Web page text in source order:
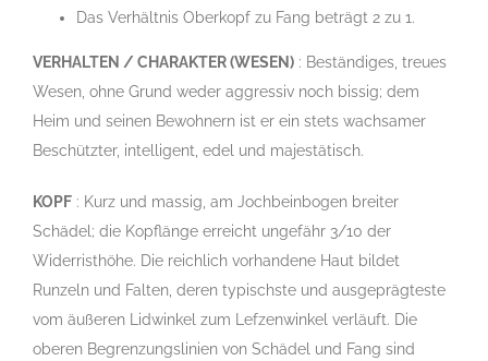
Das Verhältnis Oberkopf zu Fang beträgt 2 zu 1.
VERHALTEN / CHARAKTER (WESEN) : Beständiges, treues
Wesen, ohne Grund weder aggressiv noch bissig; dem
Heim und seinen Bewohnern ist er ein stets wachsamer
Beschützter, intelligent, edel und majestätisch.
KOPF : Kurz und massig, am Jochbeinbogen breiter
Schädel; die Kopflänge erreicht ungefähr 3/10 der
Widerristhöhe. Die reichlich vorhandene Haut bildet
Runzeln und Falten, deren typischste und ausgeprägteste
vom äußeren Lidwinkel zum Lefzenwinkel verläuft. Die
oberen Begrenzungslinien von Schädel und Fang sind